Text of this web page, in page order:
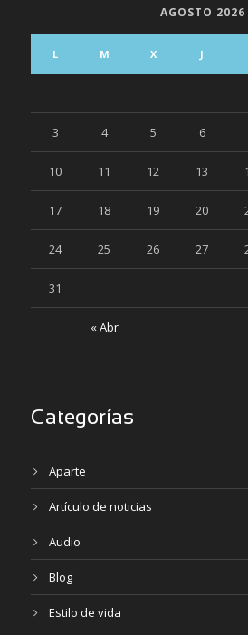
AGOSTO 2026
L M X J
« Abr
3 4 5 6
10 11 12 13
17 18 19 20
24 25 26 27
31
Categorías
Aparte
Artículo de noticias
Audio
Blog
Estilo de vida